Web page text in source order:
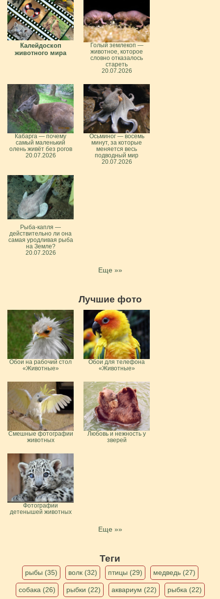
Калейдоскоп
животного мира
Голый землекоп —
животное, которое
словно отказалось
стареть
20.07.2026
Кабарга — почему
самый маленький
олень живёт без рогов
20.07.2026
Осьминог — восемь
минут, за которые
меняется весь
подводный мир
20.07.2026
Рыба-капля —
действительно ли она
самая уродливая рыба
на Земле?
20.07.2026
Еще »»
Лучшие фото
Обои на рабочий стол
«Животные»
Обои для телефона
«Животные»
Смешные фотографии
животных
Любовь и нежность у
зверей
Фотографии
детенышей животных
Еще »»
Теги
рыбы (35) волк (32) птицы (29) медведь (27)
собака (26) рыбки (22) аквариум (22) рыбка (22)